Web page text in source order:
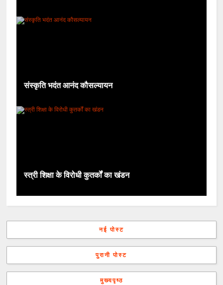
संस्कृति भदंत आनंद कौसल्यायन
स्त्री शिक्षा के विरोधी कुतर्कों का खंडन
नई पोस्ट
पुरानी पोस्ट
मुख्यपृष्ठ